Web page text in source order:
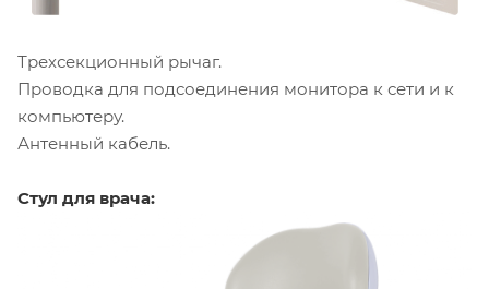
Трехсекционный рычаг.
Проводка для подсоединения монитора к сети и к
компьютеру.
Антенный кабель.
Стул для врача: